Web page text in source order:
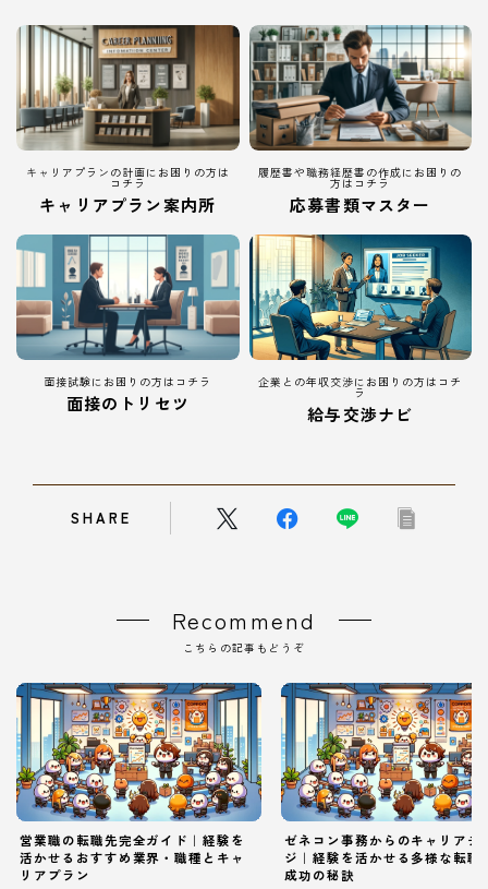
キャリアプランの計画にお困りの方は
コチラ
キャリアプラン案内所
履歴書や職務経歴書の作成にお困りの
方はコチラ
応募書類マスター
面接試験にお困りの方はコチラ
面接のトリセツ
企業との年収交渉にお困りの方はコチ
ラ
給与交渉ナビ
SHARE
Recommend
こちらの記事もどうぞ
営業職の転職先完全ガイド｜経験を
活かせるおすすめ業界・職種とキャ
リアプラン
ゼネコン事務からのキャリアチ
ジ｜経験を活かせる多様な転職
成功の秘訣